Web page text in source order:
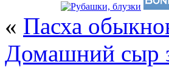
« Пасха
Домашний сыр